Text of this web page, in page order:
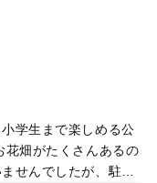
学生まで楽しめる公
花畑がたくさんあるの
せんでしたが、駐車